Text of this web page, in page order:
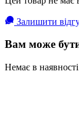
Залишити
Вам може
Немає в наявності